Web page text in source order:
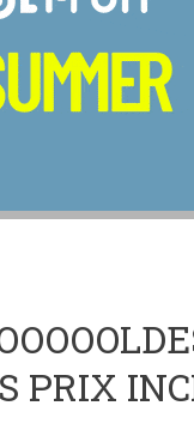
PRIX